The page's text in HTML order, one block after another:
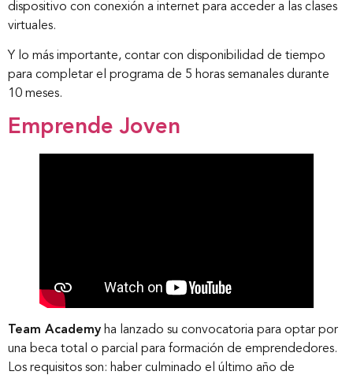
dispositivo con conexión a internet para acceder a las clases
virtuales.
Y lo más importante, contar con disponibilidad de tiempo
para completar el programa de 5 horas semanales durante
10 meses.
Emprende Joven
Team Academy ha lanzado su convocatoria para optar por
una beca total o parcial para formación de emprendedores.
Los requisitos son: haber culminado el último año de